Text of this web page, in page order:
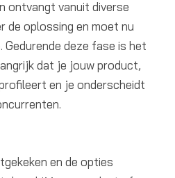
ontvangt vanuit diverse
de oplossing en moet nu
Gedurende deze fase is het
dat je jouw product,
en je onderscheidt
en de opties